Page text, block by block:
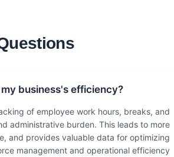
business's efficiency?
of employee work hours, breaks, and
administrative burden. This leads to more
and provides valuable data for optimizing
management and operational efficiency.